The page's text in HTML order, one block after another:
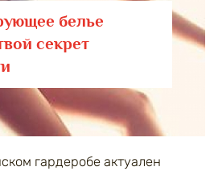
белье
секрет
гардеробе актуален